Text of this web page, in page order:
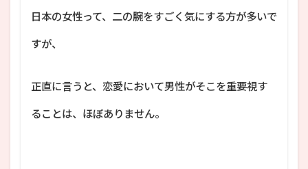
日本の女性って、二の腕をすごく気にする方が多いで
すが、
正直に言うと、恋愛において男性がそこを重要視す
ることは、ほぼありません。